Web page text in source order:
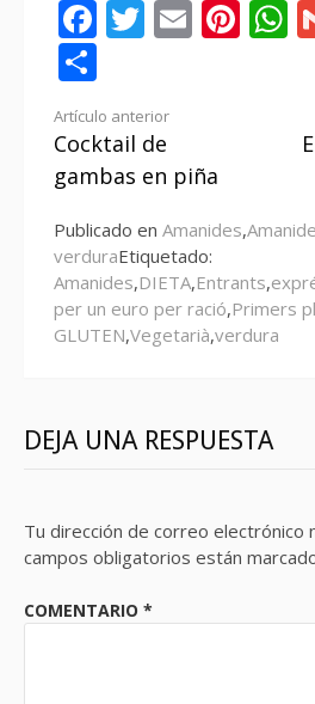
Facebook
Twitter
Email
Seguir
leyendo
Artículo anterior
Cocktail de
gambas en piña
Publicado en Amanides,
verduraEtiquetado:
Amanides,DIETA,Entrants,
per un euro per ració,Primers
GLUTEN,Vegetarià,verdura
DEJA UNA RESPUESTA
Tu dirección de correo electrónico
campos obligatorios están
COMENTARIO *